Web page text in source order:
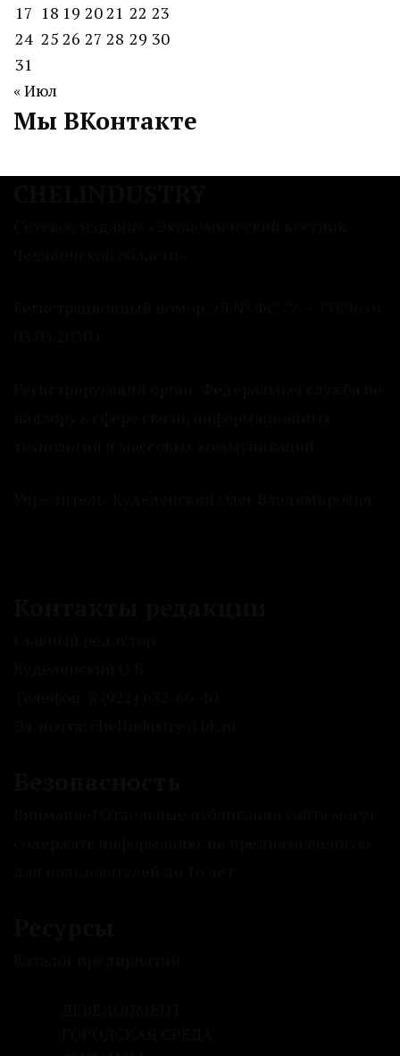
17 18 19 2021 22 23
24 25 26 27 28 29 30
31
« Июл
Мы ВКонтакте